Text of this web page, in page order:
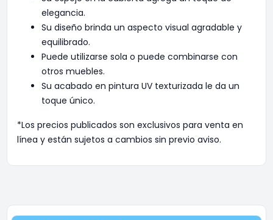
elegancia.
Su diseño brinda un aspecto visual agradable y
equilibrado.
Puede utilizarse sola o puede combinarse con
otros muebles.
Su acabado en pintura UV texturizada le da un
toque único.
*Los precios publicados son exclusivos para venta en
línea y están sujetos a cambios sin previo aviso.